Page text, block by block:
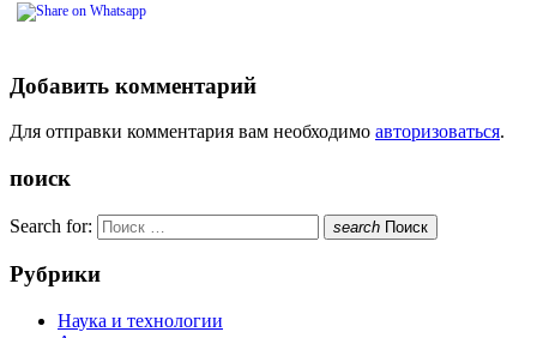
Добавить комментарий
Для отправки комментария вам необходимо авторизоваться.
поиск
Search for: search Поиск
Рубрики
Наука и технологии